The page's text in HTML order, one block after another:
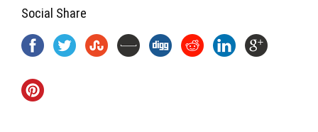
Social Share